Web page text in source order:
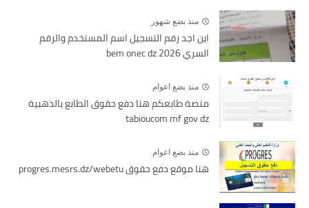
منذ بضع شهور
اين اجد رقم التسجيل اسم المستخدم والرقم
السري bem onec dz 2026
منذ بضع اعوام
منصة طابعكم هنا دفع حقوق الطابع بالذهبية
tabioucom mf gov dz
منذ بضع اعوام
هنا موقع دفع حقوق progres.mesrs.dz/webetu